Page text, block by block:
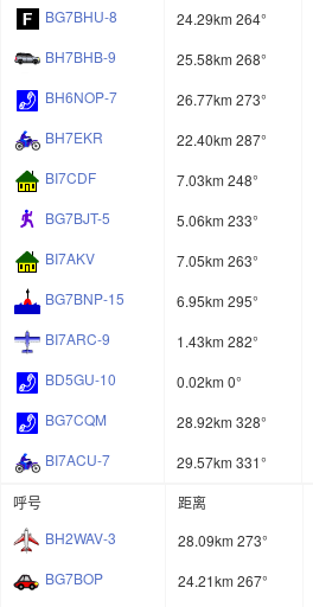
BG7BHU-8
24.29km 264°
BH7BHB-9
25.58km 268°
BH6NOP-7
26.77km 273°
BH7EKR
22.40km 287°
BI7CDF
7.03km 248°
BG7BJT-5
5.06km 233°
BI7AKV
7.05km 263°
BG7BNP-15
6.95km 295°
BI7ARC-9
1.43km 282°
BD5GU-10
0.02km 0°
BG7CQM
28.92km 328°
BI7ACU-7
29.57km 331°
呼号
距离
BH2WAV-3
28.09km 273°
BG7BOP
24.21km 267°